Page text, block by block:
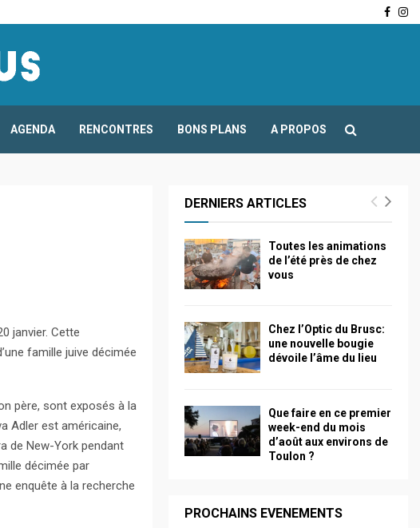
AGENDA RENCONTRES BONS PLANS A PROPOS
janvier. Cette
famille juive décimée
père, sont exposés à la
Adler est américaine,
de New-York pendant
décimée par
enquête à la recherche
DERNIERS ARTICLES
Toutes les animations
de l’été près de chez
vous
Chez l’Optic du Brusc:
une nouvelle bougie
dévoile l’âme du lieu
Que faire en ce premier
week-end du mois
d’août aux environs de
Toulon ?
PROCHAINS EVENEMENTS